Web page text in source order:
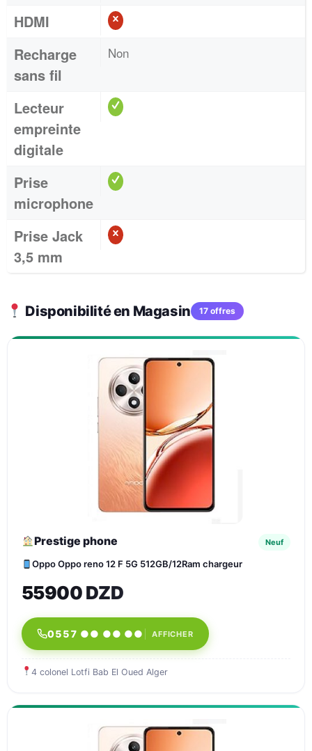
HDMI
Recharge
sans fil
Non
Lecteur
empreinte
digitale
Prise
microphone
Prise Jack
3,5 mm
Disponibilité en Magasin 17 offres
Prestige phone Neuf
Oppo Oppo reno 12 F 5G 512GB/12Ram chargeur
55900 DZD
0557 ●● ●● ●● AFFICHER
4 colonel Lotfi Bab El Oued Alger